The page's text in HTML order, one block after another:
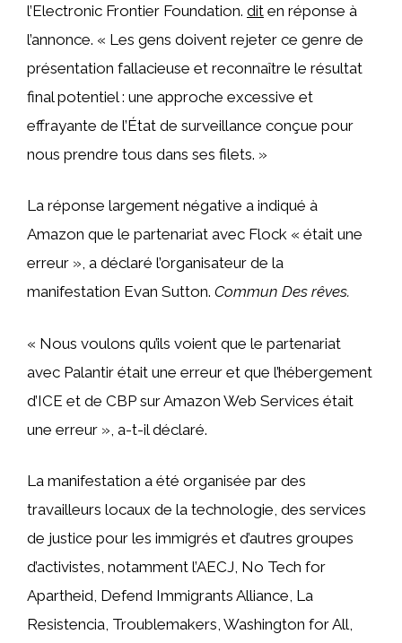
l’Electronic Frontier Foundation. dit en réponse à
l’annonce. « Les gens doivent rejeter ce genre de
présentation fallacieuse et reconnaître le résultat
final potentiel : une approche excessive et
effrayante de l’État de surveillance conçue pour
nous prendre tous dans ses filets. »
La réponse largement négative a indiqué à
Amazon que le partenariat avec Flock « était une
erreur », a déclaré l’organisateur de la
manifestation Evan Sutton. Commun Des rêves.
« Nous voulons qu’ils voient que le partenariat
avec Palantir était une erreur et que l’hébergement
d’ICE et de CBP sur Amazon Web Services était
une erreur », a-t-il déclaré.
La manifestation a été organisée par des
travailleurs locaux de la technologie, des services
de justice pour les immigrés et d’autres groupes
d’activistes, notamment l’AECJ, No Tech for
Apartheid, Defend Immigrants Alliance, La
Resistencia, Troublemakers, Washington for All,